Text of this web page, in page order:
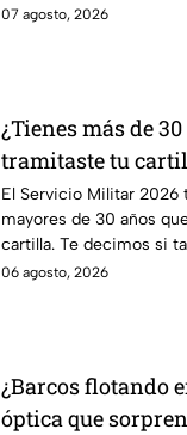
actualizada.
07 agosto, 2026
¿Tienes más de
tramitaste tu
llamar para
California
El Servicio Militar 2026
mayores de 30 años
cartilla. Te decimos si
06 agosto, 2026
¿Barcos flotando
óptica que